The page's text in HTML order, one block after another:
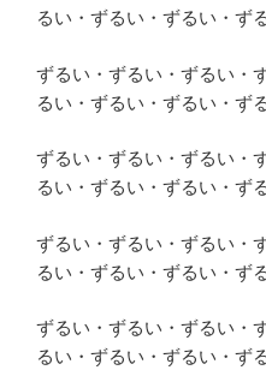
るい・ずるい・ずるい・ず
ずるい・ずるい・ずるい・
るい・ずるい・ずるい・ず
ずるい・ずるい・ずるい・
るい・ずるい・ずるい・ず
ずるい・ずるい・ずるい・
るい・ずるい・ずるい・ず
ずるい・ずるい・ずるい・
るい・ずるい・ずるい・ず